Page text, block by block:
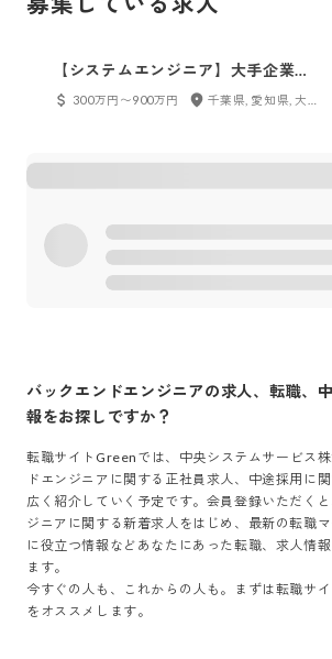
【システムエンジニア】大手企業と
の取引多数。上流工程に携われま
300万円〜900万円
バックエンドエンジニアの求人、転職、
報をお探しですか？
転職サイトGreenでは、 中央システムサービス
ドエンジニア に関する正社員求人、中途採用に
広く紹介していく予定です。会員登録いただくと
ジニア に関する新着求人をはじめ、最新の転職
に役立つ情報などあなたにあった転職、求人情
ます。
今すぐの人も、これからの人も。まずは転職サ
をオススメします。